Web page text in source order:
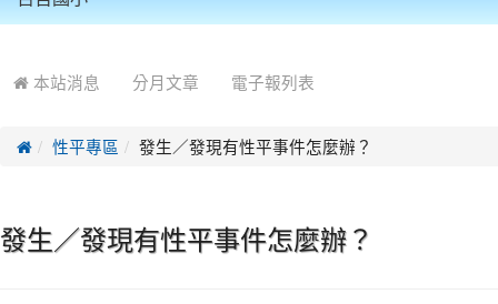
本站消息 分月文章 電子報列表
性平專區 發生／發現有性平事件怎麼辦？
發生／發現有性平事件怎麼辦？